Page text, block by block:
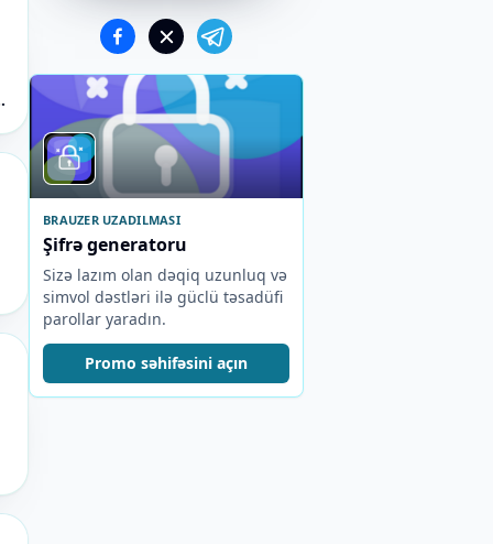
BRAUZER UZADILMASI
Şifrə generatoru
Sizə lazım olan dəqiq uzunluq və
simvol dəstləri ilə güclü təsadüfi
parollar yaradın.
Promo səhifəsini açın